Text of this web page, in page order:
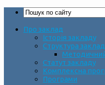
Про заклад
Історія закладу
Структура
Статут закладу
Комплексна
Програми